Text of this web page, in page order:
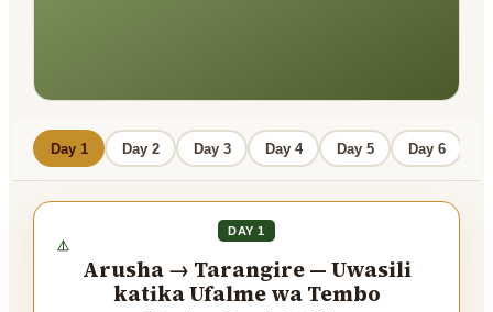
Day 1 Day 2 Day 3 Day 4 Day 5 Day 6
DAY 1
Arusha → Tarangire — Uwasili
katika Ufalme wa Tembo